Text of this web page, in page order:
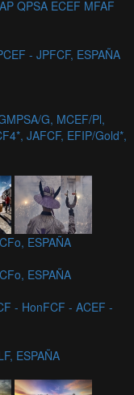
QPSA ECEF MFAF
- JPFCF, ESPAÑA
G, MCEF/Pl,
JAFCF, EFIP/Gold*,
ESPAÑA
ESPAÑA
- HonFCF - ACEF -
ESPAÑA